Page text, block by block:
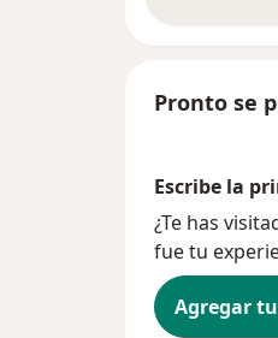
Pronto se
Escribe la
¿Te has
fue tu
Agregar